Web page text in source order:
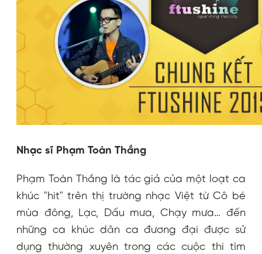
Nhạc sĩ Phạm Toàn Thắng
Phạm Toàn Thắng là tác giả của một loạt ca
khúc "hit" trên thị trường nhạc Việt từ Cô bé
mùa đông, Lạc, Dấu mưa, Chạy mưa… đến
những ca khúc dân ca đương đại được sử
dụng thường xuyên trong các cuộc thi tìm